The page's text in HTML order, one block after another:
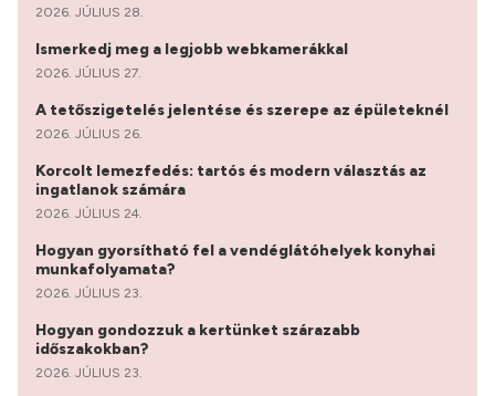
2026. JÚLIUS 28.
Ismerkedj meg a legjobb webkamerákkal
2026. JÚLIUS 27.
A tetőszigetelés jelentése és szerepe az épületeknél
2026. JÚLIUS 26.
Korcolt lemezfedés: tartós és modern választás az
ingatlanok számára
2026. JÚLIUS 24.
Hogyan gyorsítható fel a vendéglátóhelyek konyhai
munkafolyamata?
2026. JÚLIUS 23.
Hogyan gondozzuk a kertünket szárazabb
időszakokban?
2026. JÚLIUS 23.